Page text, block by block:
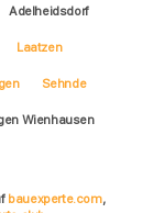
Adelheidsdorf
Laatzen
Sehnde
Wienhausen
bauexperte.com,